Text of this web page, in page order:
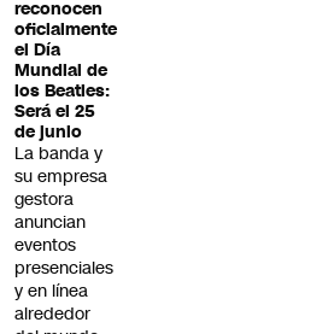
reconocen
oficialmente
el Día
Mundial de
los Beatles:
Será el 25
de junio
La banda y
su empresa
gestora
anuncian
eventos
presenciales
y en línea
alrededor